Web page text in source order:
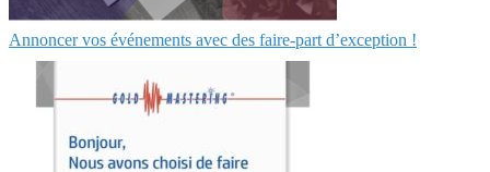
Annoncer vos événements avec des faire-part d’exception !